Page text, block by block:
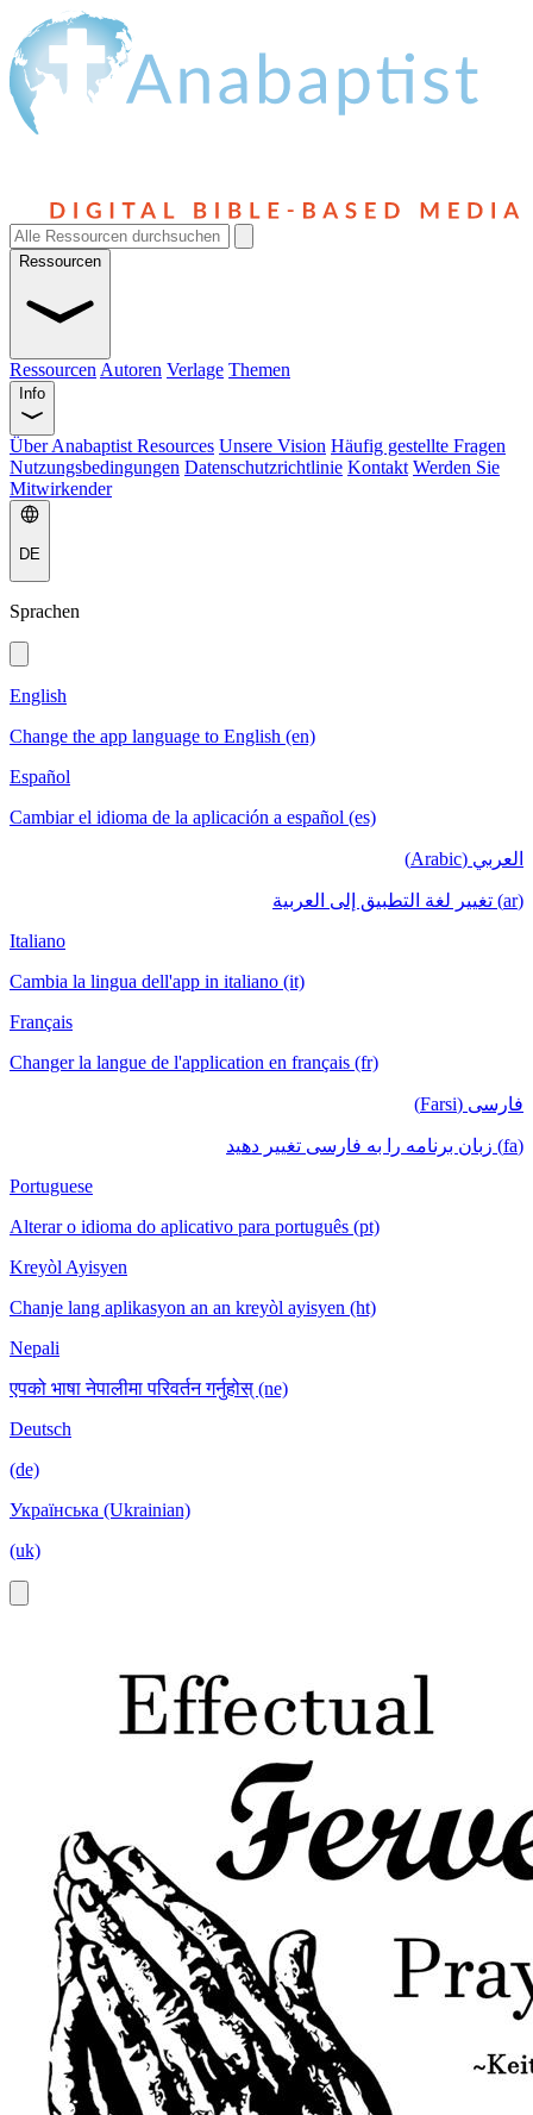
Ressourcen
Ressourcen Autoren Verlage Themen
Info
Über Anabaptist Resources Unsere Vision Häufig gestellte Fragen
Nutzungsbedingungen Datenschutzrichtlinie Kontakt Werden Sie
Mitwirkender
DE
Sprachen
English
Change the app language to English (en)
Español
Cambiar el idioma de la aplicación a español (es)
العربي (Arabic)
(ar) تغيير لغة التطبيق إلى العربية
Italiano
Cambia la lingua dell'app in italiano (it)
Français
Changer la langue de l'application en français (fr)
فارسی (Farsi)
(fa) زبان برنامه را به فارسی تغییر دهید
Portuguese
Alterar o idioma do aplicativo para português (pt)
Kreyòl Ayisyen
Chanje lang aplikasyon an an kreyòl ayisyen (ht)
Nepali
एपको भाषा नेपालीमा परिवर्तन गर्नुहोस् (ne)
Deutsch
(de)
Українська (Ukrainian)
(uk)